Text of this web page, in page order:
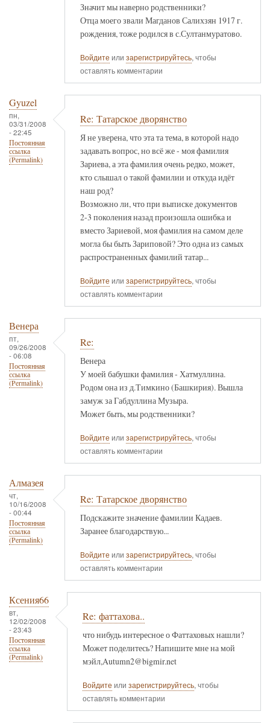
Значит мы наверно родственники?
Отца моего звали Магданов Салихзян 1917 г.
рождения, тоже родился в с.Султанмуратово.
Войдите или зарегистрируйтесь, чтобы
оставлять комментарии
Gyuzel
пн,
03/31/2008
- 22:45
Постоянная
ссылка
(Permalink)
Re: Татарское дворянство
Я не уверена, что эта та тема, в которой надо
задавать вопрос, но всё же - моя фамилия
Зариева, а эта фамилия очень редко, может,
кто слышал о такой фамилии и откуда идёт
наш род?
Возможно ли, что при выписке документов
2-3 поколения назад произошла ошибка и
вместо Зариевой, моя фамилия на самом деле
могла бы быть Зариповой? Это одна из самых
распространенных фамилий татар...
Войдите или зарегистрируйтесь, чтобы
оставлять комментарии
Венера
пт,
09/26/2008
- 06:08
Постоянная
ссылка
(Permalink)
Re:
Венера
У моей бабушки фамилия - Хатмуллина.
Родом она из д.Тимкино (Башкирия). Вышла
замуж за Габдуллина Музыра.
Может быть, мы родственники?
Войдите или зарегистрируйтесь, чтобы
оставлять комментарии
Алмазея
чт,
10/16/2008
- 00:44
Постоянная
ссылка
(Permalink)
Re: Татарское дворянство
Подскажите значение фамилии Кадаев.
Заранее благодарствую...
Войдите или зарегистрируйтесь, чтобы
оставлять комментарии
Ксения66
вт,
12/02/2008
- 23:43
Постоянная
ссылка
(Permalink)
Re: фаттахова..
что нибудь интересное о Фаттаховых нашли?
Может поделитесь? Напишите мне на мой
мэйл,Autumn2@bigmir.net
Войдите или зарегистрируйтесь, чтобы
оставлять комментарии